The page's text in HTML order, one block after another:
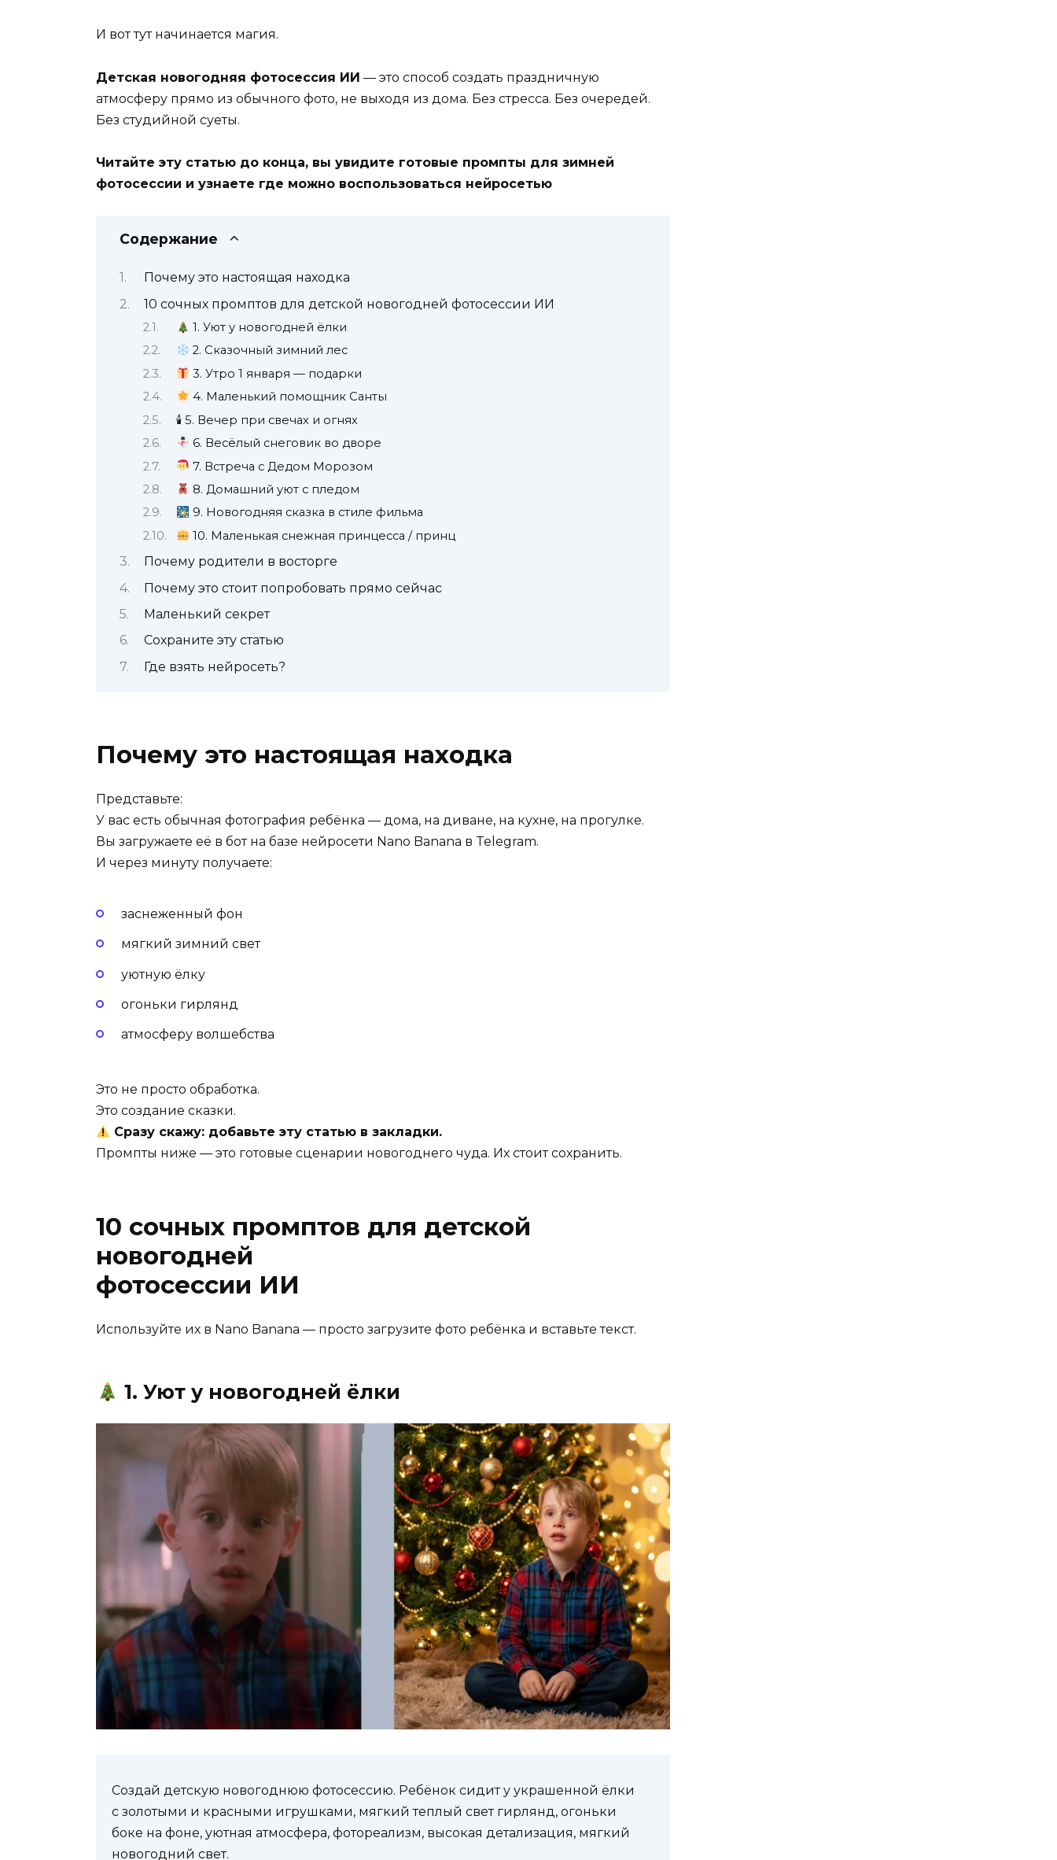
И вот тут начинается магия.
Детская новогодняя фотосессия ИИ — это способ создать праздничную
атмосферу прямо из обычного фото, не выходя из дома. Без стресса. Без очередей.
Без студийной суеты.
Читайте эту статью до конца, вы увидите готовые промпты для зимней
фотосессии и узнаете где можно воспользоваться нейросетью
Содержание
Почему это настоящая находка
10 сочных промптов для детской новогодней фотосессии ИИ
1. Уют у новогодней ёлки
2. Сказочный зимний лес
3. Утро 1 января — подарки
4. Маленький помощник Санты
🕯 5. Вечер при свечах и огнях
6. Весёлый снеговик во дворе
7. Встреча с Дедом Морозом
8. Домашний уют с пледом
9. Новогодняя сказка в стиле фильма
10. Маленькая снежная принцесса / принц
Почему родители в восторге
Почему это стоит попробовать прямо сейчас
Маленький секрет
Сохраните эту статью
Где взять нейросеть?
Почему это настоящая находка
Представьте:
У вас есть обычная фотография ребёнка — дома, на диване, на кухне, на прогулке.
Вы загружаете её в бот на базе нейросети Nano Banana в Telegram.
И через минуту получаете:
заснеженный фон
мягкий зимний свет
уютную ёлку
огоньки гирлянд
атмосферу волшебства
Это не просто обработка.
Это создание сказки.
Сразу скажу: добавьте эту статью в закладки.
Промпты ниже — это готовые сценарии новогоднего чуда. Их стоит сохранить.
10 сочных промптов для детской
новогодней
фотосессии ИИ
Используйте их в Nano Banana — просто загрузите фото ребёнка и вставьте текст.
1. Уют у новогодней ёлки
Создай детскую новогоднюю фотосессию. Ребёнок сидит у украшенной ёлки
с золотыми и красными игрушками, мягкий теплый свет гирлянд, огоньки
боке на фоне, уютная атмосфера, фотореализм, высокая детализация, мягкий
новогодний свет.